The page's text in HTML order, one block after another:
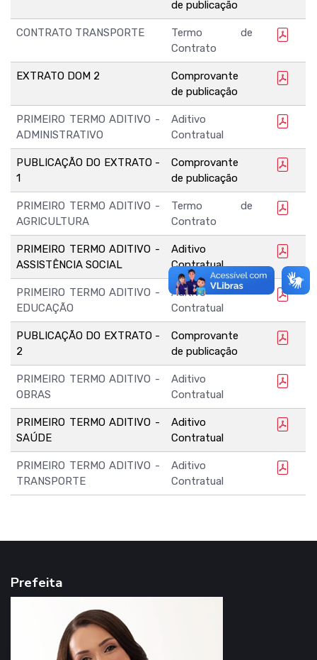
de publicação
CONTRATO TRANSPORTE
Termo de
Contrato
EXTRATO DOM 2
Comprovante
de publicação
PRIMEIRO TERMO ADITIVO -
ADMINISTRATIVO
Aditivo
Contratual
PUBLICAÇÃO DO EXTRATO -
1
Comprovante
de publicação
PRIMEIRO TERMO ADITIVO -
AGRICULTURA
Termo de
Contrato
PRIMEIRO TERMO ADITIVO -
ASSISTÊNCIA SOCIAL
Aditivo
Contratual
PRIMEIRO TERMO ADITIVO -
EDUCAÇÃO
Aditivo
Contratual
PUBLICAÇÃO DO EXTRATO -
2
Comprovante
de publicação
PRIMEIRO TERMO ADITIVO -
OBRAS
Aditivo
Contratual
PRIMEIRO TERMO ADITIVO -
SAÚDE
Aditivo
Contratual
PRIMEIRO TERMO ADITIVO -
TRANSPORTE
Aditivo
Contratual
Prefeita